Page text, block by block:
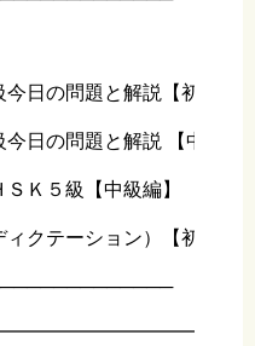
今日の問題と解説【初級編
今日の問題と解説 【中級
ＳＫ５級【中級編】
ィクテーション）【初級編